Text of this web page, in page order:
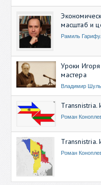
масштаб и
Рамиль
Уроки
мастера
Владимир
Transnistria.
Роман
Transnistria.
Роман